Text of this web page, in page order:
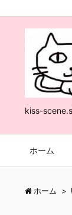
kiss-
ホーム
ホーム >